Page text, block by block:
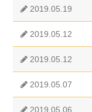
2019.05.19
2019.05.12
2019.05.12
2019.05.07
2019.05.06